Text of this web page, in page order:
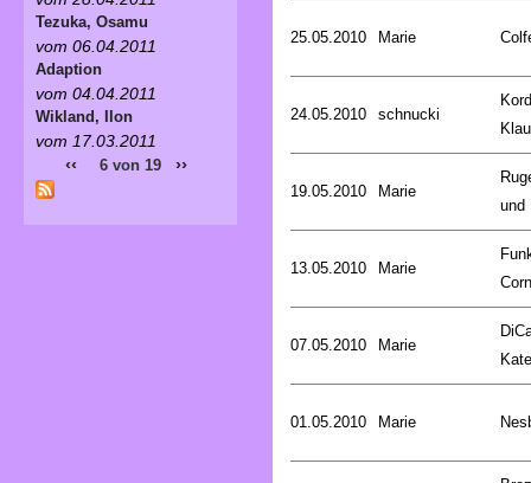
25.05.2010 Marie
24.05.2010 schnucki
19.05.2010 Marie
und
13.05.2010 Marie
07.05.2010 Marie
Kate
01.05.2010 Marie
Tezuka, Osamu
vom 06.04.2011
Adaption
vom 04.04.2011
Wikland, Ilon
vom 17.03.2011
‹‹ 6 von 19 ››